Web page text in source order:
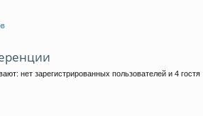
нет зарегистрированных пользователей и 4 гостя